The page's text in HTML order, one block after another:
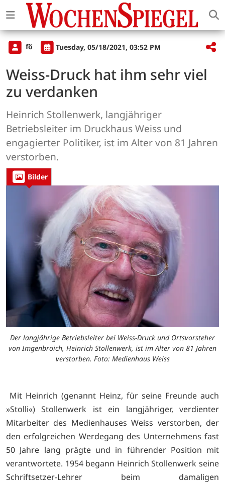
fö Tuesday, 05/18/2021, 03:52 PM
Weiss-Druck hat ihm sehr viel
zu verdanken
Heinrich Stollenwerk, langjähriger
Betriebsleiter im Druckhaus Weiss und
engagierter Politiker, ist im Alter von 81 Jahren
verstorben.
Bilder
Der langjährige Betriebsleiter bei Weiss-Druck und Ortsvorsteher
von Imgenbroich, Heinrich Stollenwerk, ist im Alter von 81 Jahren
verstorben. Foto: Medienhaus Weiss
Mit Heinrich (genannt Heinz, für seine Freunde auch
»Stolli«) Stollenwerk ist ein langjähriger, verdienter
Mitarbeiter des Medienhauses Weiss verstorben, der
den erfolgreichen Werdegang des Unternehmens fast
50 Jahre lang prägte und in führender Position mit
verantwortete. 1954 begann Heinrich Stollenwerk seine
Schriftsetzer-Lehrer beim damaligen